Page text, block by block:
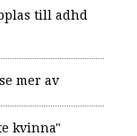
till adhd
mer av
kvinna"